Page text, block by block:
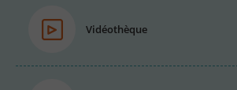
Vidéothèque